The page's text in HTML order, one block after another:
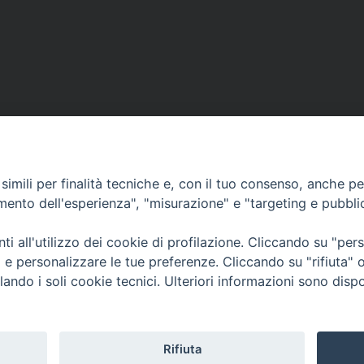
Contatti & Info
C.ne Aurelia, 50 – 00165 Roma
Scrivi a: cnvf@chiesacattolica.it
per finalità tecniche e, con il tuo consenso, anche
dell'esperienza", "misurazione" e "targeting e
all'utilizzo dei cookie di profilazione. Cliccando su
personalizzare le tue preferenze. Cliccando su "rifiuta"
i soli cookie tecnici. Ulteriori informazioni sono
Rifiuta